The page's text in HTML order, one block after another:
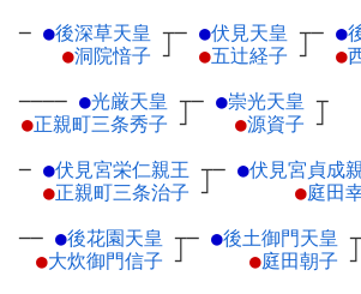
─ ●後深草天皇 ┬
●洞院愔子 ┘
─ ●伏見天皇 ┬
●五辻経子 ┘
─ ●
●
──── ●光厳天皇 ┬
●正親町三条秀子 ┘
─ ●崇光天皇 ┬
●源資子 ┘
─ ●伏見宮栄仁親王 ┬
●正親町三条治子 ┘
─ ●伏見宮貞成
●庭田
── ●後花園天皇 ┬
●大炊御門信子 ┘
─ ●後土御門天皇 ┬
●庭田朝子 ┘